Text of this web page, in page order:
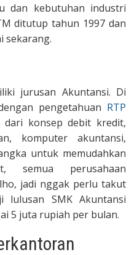
dan kebutuhan industri
ditutup tahun 1997 dan
sekarang.
jurusan Akuntansi. Di
pengetahuan RTP
konsep debit kredit,
komputer akuntansi,
untuk memudahkan
semua perusahaan
jadi nggak perlu takut
lulusan SMK Akuntansi
5 juta rupiah per bulan.